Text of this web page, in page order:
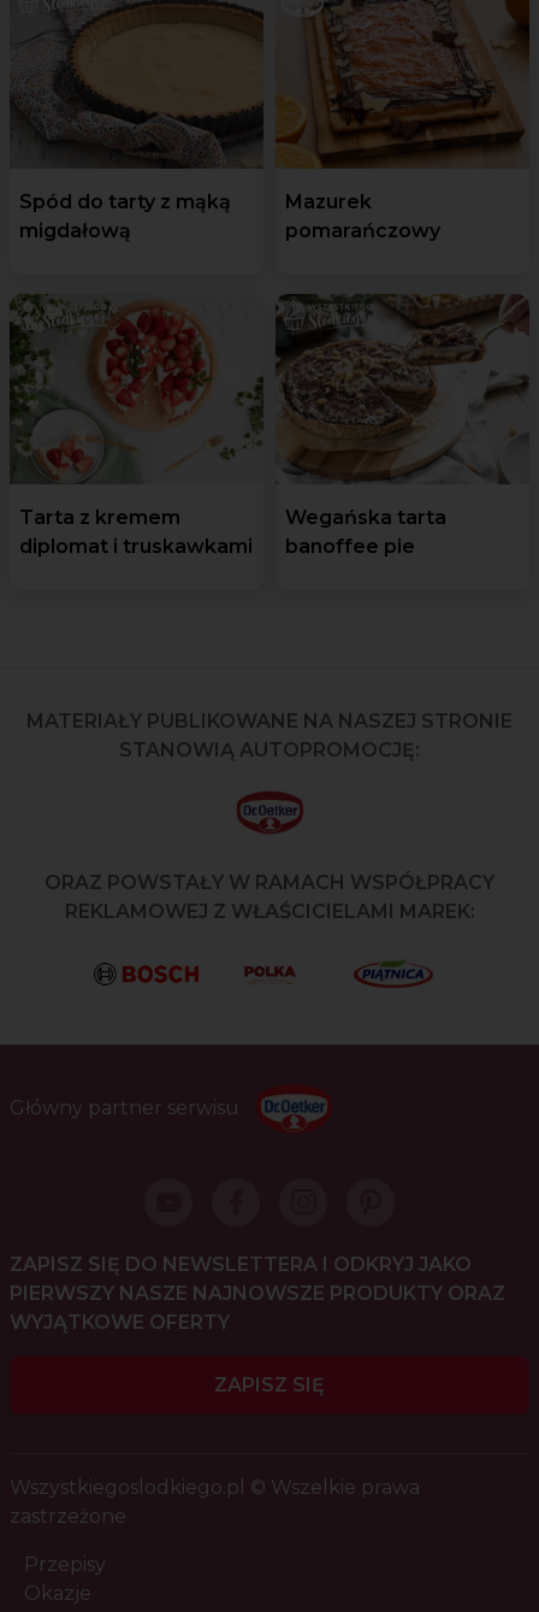
Spód do tarty z mąką
migdałową
Mazurek
pomarańczowy
Tarta z kremem
diplomat i truskawkami
Wegańska tarta
banoffee pie
MATERIAŁY PUBLIKOWANE NA NASZEJ STRONIE
STANOWIĄ AUTOPROMOCJĘ:
ORAZ POWSTAŁY W RAMACH WSPÓŁPRACY
REKLAMOWEJ Z WŁAŚCICIELAMI MAREK:
Główny partner serwisu
ZAPISZ SIĘ DO NEWSLETTERA I ODKRYJ JAKO
PIERWSZY NASZE NAJNOWSZE PRODUKTY ORAZ
WYJĄTKOWE OFERTY
ZAPISZ SIĘ
Wszystkiegoslodkiego.pl © Wszelkie prawa
zastrzeżone
Przepisy
Okazje